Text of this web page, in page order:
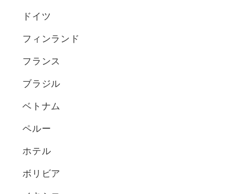
ドイツ
フィンランド
フランス
ブラジル
ベトナム
ペルー
ホテル
ボリビア